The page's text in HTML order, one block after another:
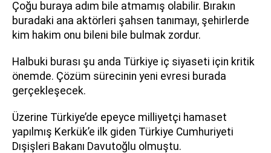
Çoğu buraya adım bile atmamış olabilir. Bırakın
buradaki ana aktörleri şahsen tanımayı, şehirlerde
kim hakim onu bileni bile bulmak zordur.
Halbuki burası şu anda Türkiye iç siyaseti için kritik
önemde. Çözüm sürecinin yeni evresi burada
gerçekleşecek.
Üzerine Türkiye’de epeyce milliyetçi hamaset
yapılmış Kerkük’e ilk giden Türkiye Cumhuriyeti
Dışişleri Bakanı Davutoğlu olmuştu.